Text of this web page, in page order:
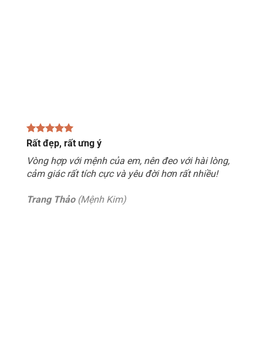
Rất đẹp, rất ưng ý
Vòng hợp với mệnh của em, nên đeo với hài lòng,
cảm giác rất tích cực và yêu đời hơn rất nhiều!
Trang Thảo(Mệnh Kim)